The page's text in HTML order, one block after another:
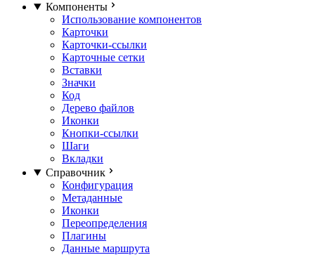
Компоненты
Использование компонентов
Карточки
Карточки-ссылки
Карточные сетки
Вставки
Значки
Код
Дерево файлов
Иконки
Кнопки-ссылки
Шаги
Вкладки
Справочник
Конфигурация
Метаданные
Иконки
Переопределения
Плагины
Данные маршрута